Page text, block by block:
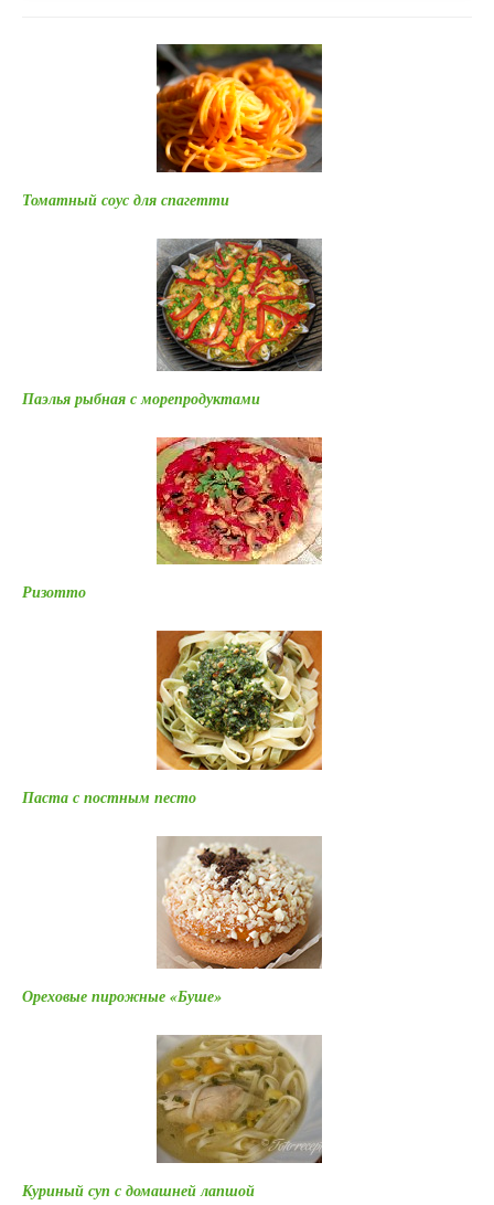
Томатный соус для спагетти
Паэлья рыбная с морепродуктами
Ризотто
Паста с постным песто
Ореховые пирожные «Буше»
Куриный суп с домашней лапшой